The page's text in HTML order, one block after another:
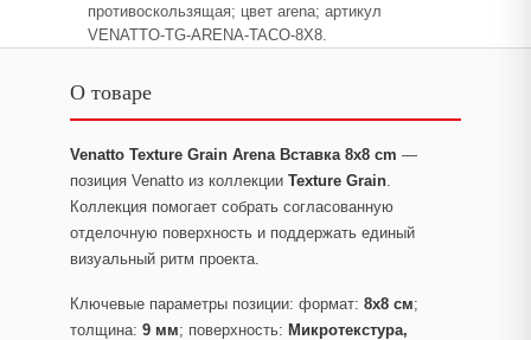
противоскользящая; цвет arena; артикул
VENATTO-TG-ARENA-TACO-8X8.
О товаре
Venatto Texture Grain Arena Вставка 8x8 cm —
позиция Venatto из коллекции Texture Grain.
Коллекция помогает собрать согласованную
отделочную поверхность и поддержать единый
визуальный ритм проекта.
Ключевые параметры позиции: формат: 8x8 см;
толщина: 9 мм; поверхность: Микротекстура,